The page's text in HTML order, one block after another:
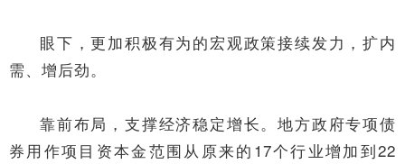
眼下，更加积极有为的宏观政策接续发力，扩内
需、增后劲。
靠前布局，支撑经济稳定增长。地方政府专项债
券用作项目资本金范围从原来的17个行业增加到22